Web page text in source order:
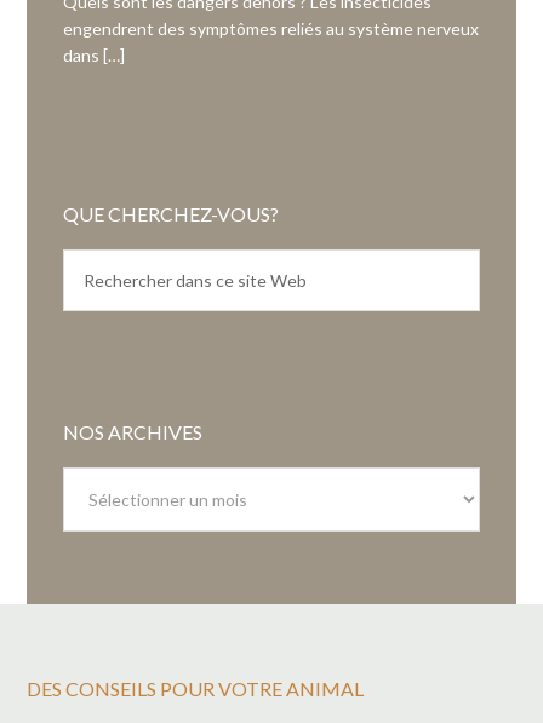
engendrent des symptômes reliés au système nerveux
dans […]
QUE CHERCHEZ-VOUS?
NOS ARCHIVES
archives
DES CONSEILS POUR VOTRE ANIMAL